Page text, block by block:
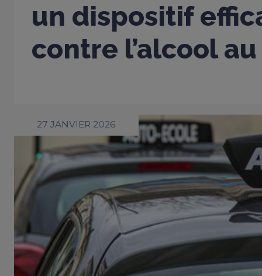
un dispositif
contre l’alcool
27 JANVIER 2026